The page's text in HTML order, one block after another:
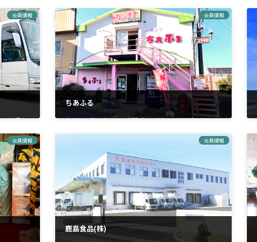
会員情報
、神栖市
部活動
ンを提
会員情報
ちあふる
大人も子供も楽しめる空間 昔から地元の人に愛される
2Fは7部屋あるカラオケルームです。今では数少ない駄菓
す。 スナック菓 […]
会員情報 会員情報
鹿島食品(株)